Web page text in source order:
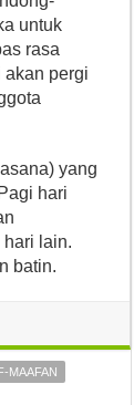
untuk
rasa
akan pergi
yang
hari
hari lain.
batin.
MAAFAN